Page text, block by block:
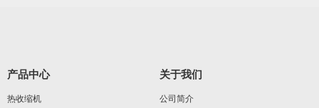
产品中心
热收缩机
关于我们
公司简介